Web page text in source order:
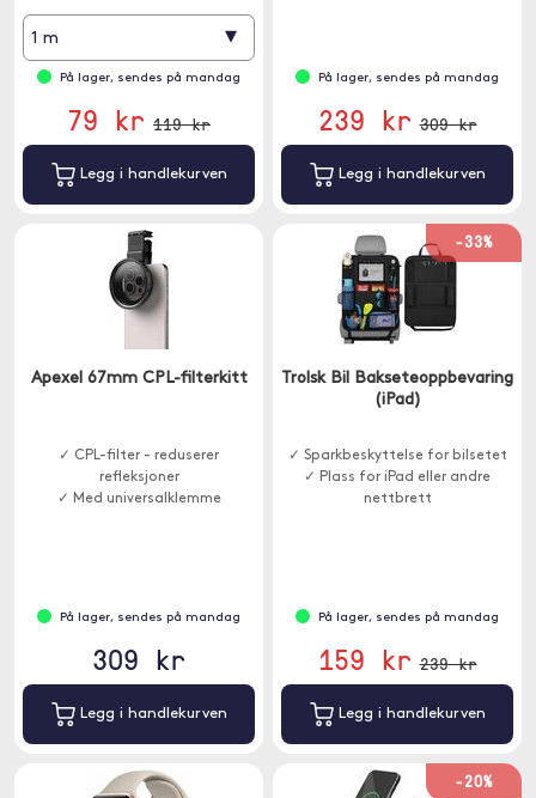
1 m ▾
På lager, sendes på mandag
79 kr 119 kr
Legg i handlekurven
På lager, sendes på mandag
239 kr 309 kr
Legg i handlekurven
Apexel 67mm CPL-filterkitt
✓ CPL-filter - reduserer
refleksjoner
✓ Med universalklemme
På lager, sendes på mandag
309 kr
Legg i handlekurven
-33%
Trolsk Bil Bakseteoppbevaring
(iPad)
✓ Sparkbeskyttelse for bilsetet
✓ Plass for iPad eller andre
nettbrett
På lager, sendes på mandag
159 kr 239 kr
Legg i handlekurven
-20%